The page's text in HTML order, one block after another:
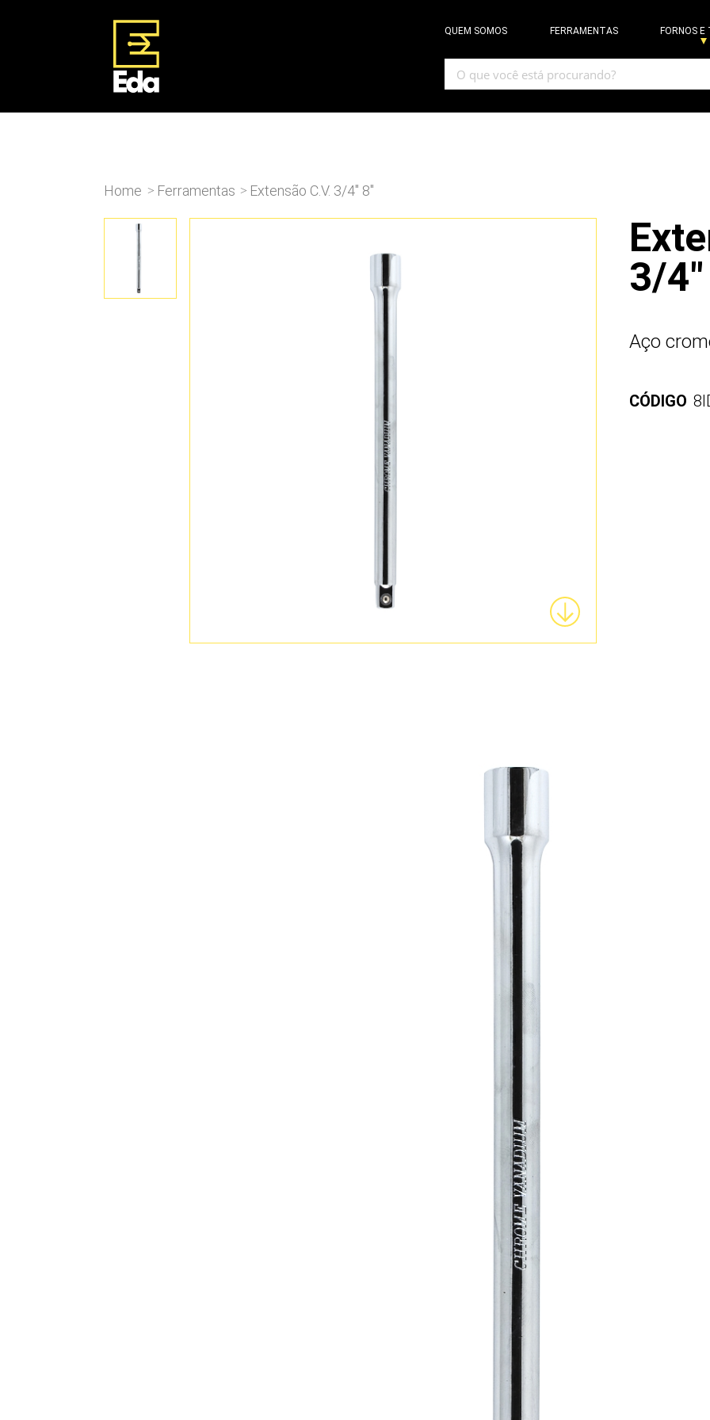
QUEM SOMOS FERRAMENTAS FORNOS E
Home > Ferramentas > Extensão C.V. 3/4″ 8″
3/
Aço
CÓDIGO